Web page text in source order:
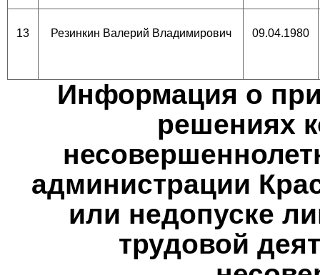
13 Резинкин Валерий Владимирович 09.04.1980
Информация о
решениях
администрации
или недопуске
трудовой